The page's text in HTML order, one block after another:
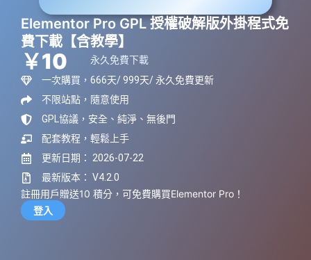
Elementor Pro GPL 授權破解版外掛程式免
費下載【含教學】
￥10 永久免費下載
一次購買，666天/ 999天/ 永久免費更新
不限站點，隨意使用
GPL協議，安全、純淨、無後門
配套教程，輕鬆上手
更新日期： 2026-07-22
最新版本： V4.2.0
註冊用戶贈送10 積分，可免費購買Elementor Pro！
登入